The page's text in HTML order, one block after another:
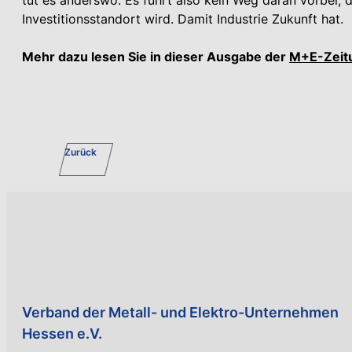
Investitionsstandort wird. Damit Industrie Zukunft hat.
Mehr dazu lesen Sie in dieser Ausgabe der M+E-
Zurück
Verband der Metall- und Elektro-Unternehmen
Hessen e.V.